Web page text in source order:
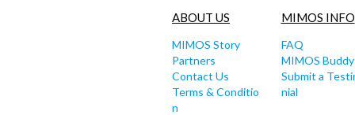
ABOUT US
MIMOS Story
Partners
Contact Us
Terms & Conditio
n
MIMOS INFO
FAQ
MIMOS Buddy
Submit a
nial